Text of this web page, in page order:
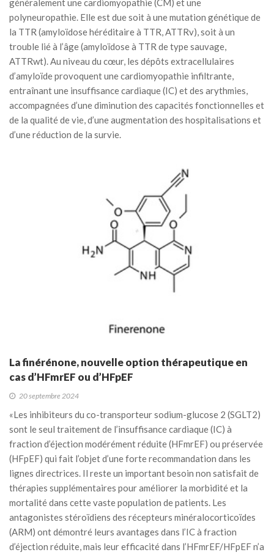
polyneuropathie. Elle est due soit à une mutation génétique de
la TTR (amyloïdose héréditaire à TTR, ATTRv), soit à un
trouble lié à l’âge (amyloïdose à TTR de type sauvage,
ATTRwt). Au niveau du cœur, les dépôts extracellulaires
d’amyloïde provoquent une cardiomyopathie infiltrante,
entraînant une insuffisance cardiaque (IC) et des arythmies,
accompagnées d’une diminution des capacités fonctionnelles et
de la qualité de vie, d’une augmentation des hospitalisations et
d’une réduction de la survie.
La finérénone, nouvelle option thérapeutique en
cas d’HFmrEF ou d’HFpEF
20 septembre 2024
«Les inhibiteurs du co-transporteur sodium-glucose 2 (SGLT2)
sont le seul traitement de l’insuffisance cardiaque (IC) à
fraction d’éjection modérément réduite (HFmrEF) ou préservée
(HFpEF) qui fait l’objet d’une forte recommandation dans les
lignes directrices. Il reste un important besoin non satisfait de
thérapies supplémentaires pour améliorer la morbidité et la
mortalité dans cette vaste population de patients. Les
antagonistes stéroïdiens des récepteurs minéralocorticoïdes
(ARM) ont démontré leurs avantages dans l’IC à fraction
d’éjection réduite, mais leur efficacité dans l’HFmrEF/HFpEF n’a